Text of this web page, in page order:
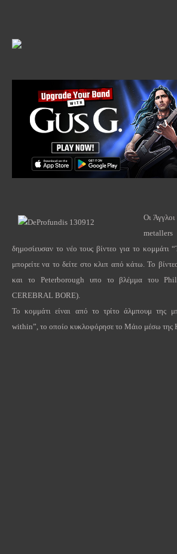
Οι Άγγλοι
metallers
δημοσίευσαν το νέο τους βίντεο για το κομμάτι “
μπορείτε να το δείτε στο κλιπ από κάτω. Το
και το Peterborough υπο το βλέμμα τουPhil
CEREBRAL BORE).
Το κομμάτι είναι από το τρίτο άλμπουμ της
within”, το οποίο κυκλοφόρησε το Μάιο μέσω της